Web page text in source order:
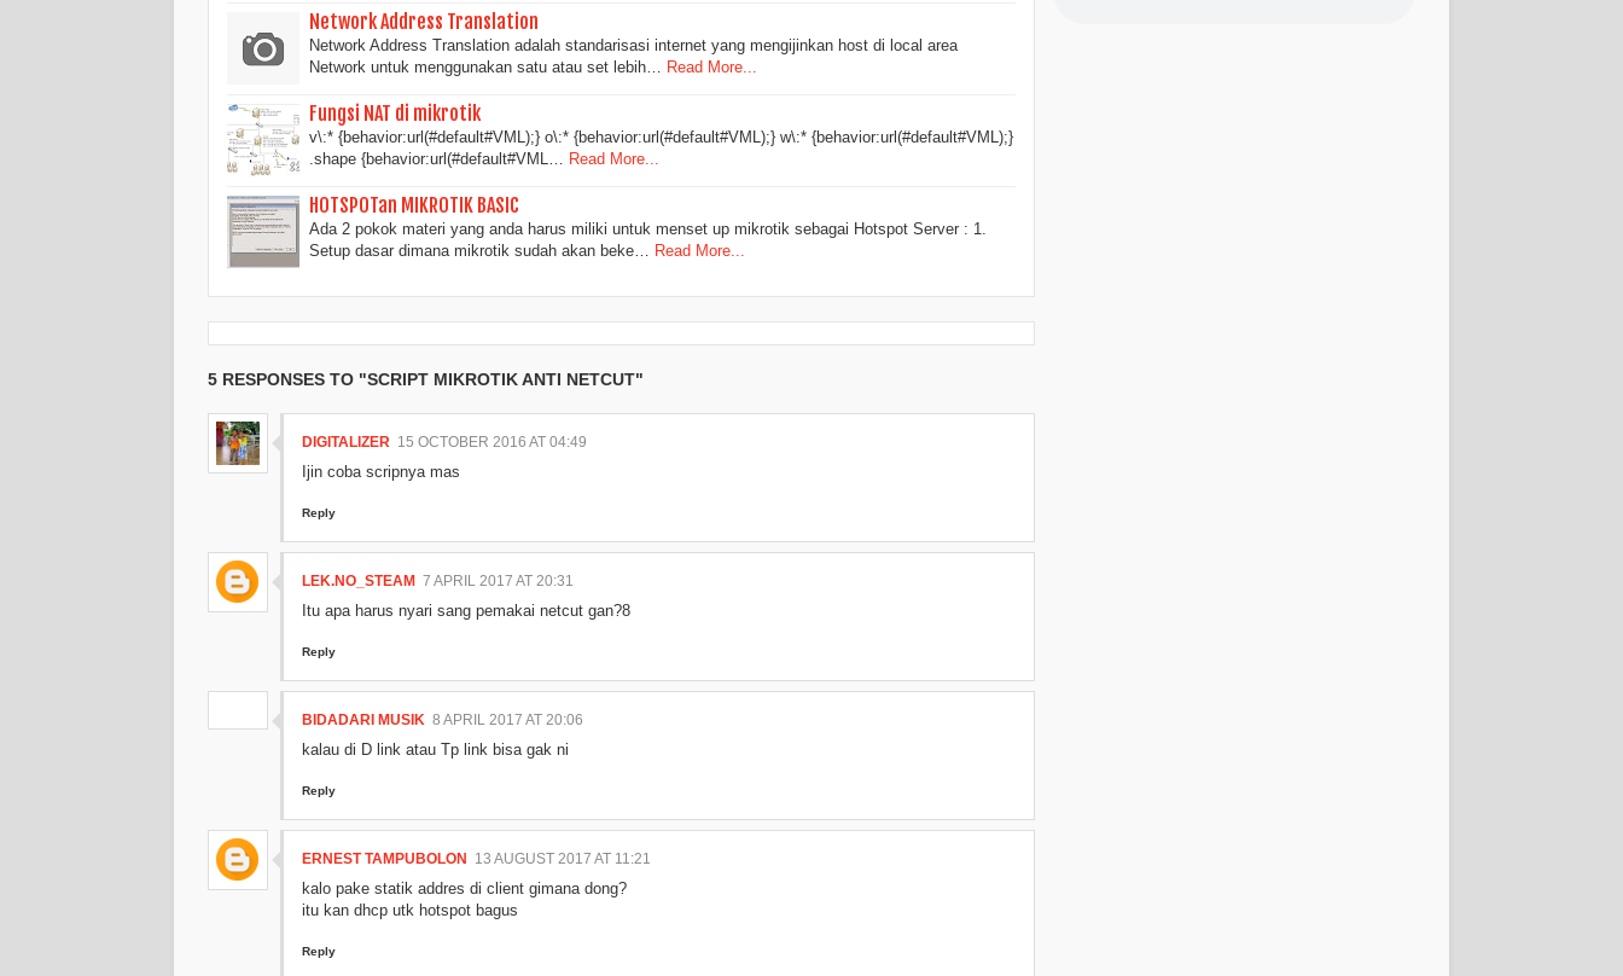
Network Address Translation
Network Address Translation adalah standarisasi internet yang mengijinkan host di local area
Network untuk menggunakan satu atau set lebih…
Read More...
Fungsi NAT di mikrotik
v\:* {behavior:url(#default#VML);} o\:* {behavior:url(#default#VML);} w\:* {behavior:url(#default#VML);}
.shape {behavior:url(#default#VML…
Read More...
HOTSPOTan MIKROTIK BASIC
Ada 2 pokok materi yang anda harus miliki untuk menset up mikrotik sebagai Hotspot Server : 1.
Setup dasar dimana mikrotik sudah akan beke… Read More...
5 RESPONSES TO "SCRIPT MIKROTIK ANTI NETCUT"
DIGITALIZER 15 OCTOBER 2016 AT 04:49
Ijin coba scripnya mas
Reply
LEK.NO_STEAM 7 APRIL 2017 AT 20:31
Itu apa harus nyari sang pemakai netcut gan?8
Reply
BIDADARI MUSIK 8 APRIL 2017 AT 20:06
kalau di D link atau Tp link bisa gak ni
Reply
ERNEST TAMPUBOLON 13 AUGUST 2017 AT 11:21
kalo pake statik addres di client gimana dong?
itu kan dhcp utk hotspot bagus
Reply